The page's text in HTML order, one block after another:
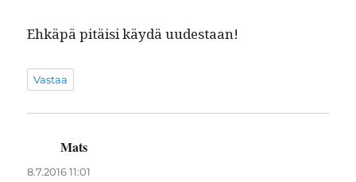
Ehkäpä pitäisi käy­dä uudestaan!
Vastaa
Mats
8.7.2016 11:01